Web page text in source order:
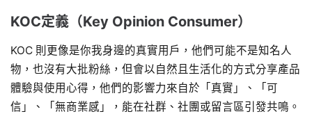
KOC定義（Key Opinion Consumer）
KOC 則更像是你我身邊的真實用戶，他們可能不是知名人
物，也沒有大批粉絲，但會以自然且生活化的方式分享產品
體驗與使用心得，他們的影響力來自於「真實」、「可
信」、「無商業感」，能在社群、社團或留言區引發共鳴。